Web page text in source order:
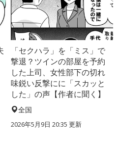
「セクハラ」を「ミス」で
撃退？ツインの部屋を予約
した上司、女性部下の切れ
味鋭い反撃にに「スカッと
した」の声【作者に聞く】
全国
2026年5月9日 20:35 更新